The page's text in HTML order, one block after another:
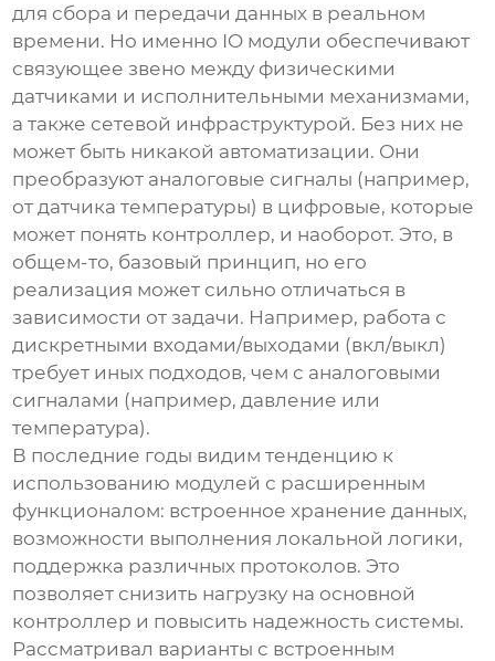
для сбора и передачи данных в реальном
времени. Но именно IO модули обеспечивают
связующее звено между физическими
датчиками и исполнительными механизмами,
а также сетевой инфраструктурой. Без них не
может быть никакой автоматизации. Они
преобразуют аналоговые сигналы (например,
от датчика температуры) в цифровые, которые
может понять контроллер, и наоборот. Это, в
общем-то, базовый принцип, но его
реализация может сильно отличаться в
зависимости от задачи. Например, работа с
дискретными входами/выходами (вкл/выкл)
требует иных подходов, чем с аналоговыми
сигналами (например, давление или
температура).
В последние годы видим тенденцию к
использованию модулей с расширенным
функционалом: встроенное хранение данных,
возможности выполнения локальной логики,
поддержка различных протоколов. Это
позволяет снизить нагрузку на основной
контроллер и повысить надежность системы.
Рассматривал варианты с встроенным